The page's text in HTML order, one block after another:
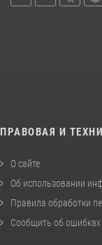
ПРАВОВАЯ И
О сайте
Об использовании
Правила обработки
Сообщить об ошибках